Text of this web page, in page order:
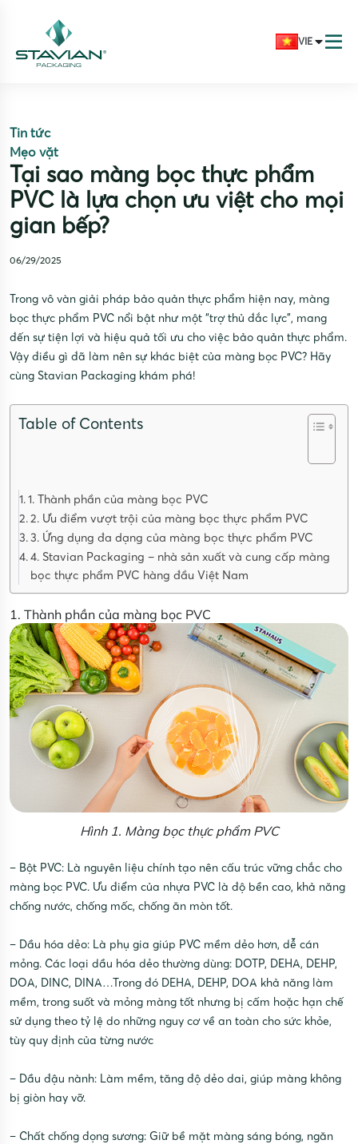
VIE
Tin tức
Mẹo vặt
Tại sao màng bọc thực phẩm
PVC là lựa chọn ưu việt cho mọi
gian bếp?
06/29/2025
Trong vô vàn giải pháp bảo quản thực phẩm hiện nay, màng
bọc thực phẩm PVC nổi bật như một “trợ thủ đắc lực”, mang
đến sự tiện lợi và hiệu quả tối ưu cho việc bảo quản thực phẩm.
Vậy điều gì đã làm nên sự khác biệt của màng bọc PVC? Hãy
cùng Stavian Packaging khám phá!
Table of Contents
1. Thành phần của màng bọc PVC
2. Ưu điểm vượt trội của màng bọc thực phẩm PVC
3. Ứng dụng đa dạng của màng bọc thực phẩm PVC
4. Stavian Packaging – nhà sản xuất và cung cấp màng
bọc thực phẩm PVC hàng đầu Việt Nam
1. Thành phần của màng bọc PVC
Hình 1. Màng bọc thực phẩm PVC
– Bột PVC: Là nguyên liệu chính tạo nên cấu trúc vững chắc cho
màng bọc PVC. Ưu điểm của nhựa PVC là độ bền cao, khả năng
chống nước, chống mốc, chống ăn mòn tốt.
– Dầu hóa dẻo: Là phụ gia giúp PVC mềm dẻo hơn, dễ cán
mỏng. Các loại dầu hóa dẻo thường dùng: DOTP, DEHA, DEHP,
DOA, DINC, DINA…Trong đó DEHA, DEHP, DOA khả năng làm
mềm, trong suốt và mỏng màng tốt nhưng bị cấm hoặc hạn chế
sử dụng theo tỷ lệ do những nguy cơ về an toàn cho sức khỏe,
tùy quy định của từng nước
– Dầu đậu nành: Làm mềm, tăng độ dẻo dai, giúp màng không
bị giòn hay vỡ.
– Chất chống đọng sương: Giữ bề mặt màng sáng bóng, ngăn